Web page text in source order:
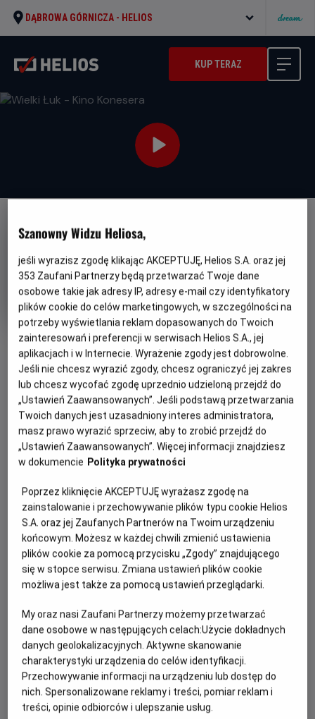
DĄBROWA GÓRNICZA - HELIOS
KUP TERAZ
OBSERWUJ
Wielki Łuk - Kino Konesera
Oryginalny
tytuł
L'inconnu de la Grande Arche
Gatunek
Komediodramat
Minimalny
wiek
Od 15 lat
Czas
trwania
114 min
REŻYSERIA
Stéphane Demoustier
SCENARIUSZ
Stéphane Demoustier
OBSADA
Sidse Babett Knudsen, Claes Bang, Xavier Dolan, Swann
Arlaud, Michel Fau
WIĘCEJ SZCZEGÓŁÓW
OPIS WYDARZENIA
Poruszająca i pełna humoru prawdziwa historia z
gwiazdorską obsadą.
Rok 1982, anonimowy wykładowca i pasjonat wędkarstwa w
średnim wieku, Johann Otto von Spreckelsen – sensacyjnie
wygrywa najważniejszy konkurs architektoniczny na
świecie. Teraz na oczach całego świata będzie wykuwał
swoje magnum opus – „nowy Łuk Triumfalny”, symbol
postępu, braterstwa i rodzącej się ery pokoju. Na jego
drodze stanie jednak nie tylko własna bezkompromisowość
i perfekcjonizm, ale także polityczne naciski i
biurokratyczna machina.
W obsadzie m.in. jedyny w swoim rodzaju Xavier Dolan,
magnetyczny Swann Arlaud (adwokat z „Anatomii upadku”)
i wybuchowy Claes Bang („The Square”).
Szanowny Widzu Heliosa,
jeśli wyrazisz zgodę klikając AKCEPTUJĘ, Helios S.A. oraz jej
353 Zaufani Partnerzy będą przetwarzać Twoje dane
osobowe takie jak adresy IP, adresy e-mail czy identyfikatory
plików cookie do celów marketingowych, w szczególności na
potrzeby wyświetlania reklam dopasowanych do Twoich
zainteresowań i preferencji w serwisach Helios S.A., jej
aplikacjach i w Internecie. Wyrażenie zgody jest dobrowolne.
Jeśli nie chcesz wyrazić zgody, chcesz ograniczyć jej zakres
lub chcesz wycofać zgodę uprzednio udzieloną przejdź do
„Ustawień Zaawansowanych”. Jeśli podstawą przetwarzania
Twoich danych jest uzasadniony interes administratora,
masz prawo wyrazić sprzeciw, aby to zrobić przejdź do
„Ustawień Zaawansowanych”. Więcej informacji znajdziesz
w dokumencie Polityka prywatności
Poprzez kliknięcie AKCEPTUJĘ wyrażasz zgodę na
zainstalowanie i przechowywanie plików typu cookie Helios
S.A. oraz jej Zaufanych Partnerów na Twoim urządzeniu
końcowym. Możesz w każdej chwili zmienić ustawienia
plików cookie za pomocą przycisku „Zgody” znajdującego
się w stopce serwisu. Zmiana ustawień plików cookie
możliwa jest także za pomocą ustawień przeglądarki.
My oraz nasi Zaufani Partnerzy możemy przetwarzać
dane osobowe w następujących celach:Użycie dokładnych
danych geolokalizacyjnych. Aktywne skanowanie
charakterystyki urządzenia do celów identyfikacji.
Przechowywanie informacji na urządzeniu lub dostęp do
nich. Spersonalizowane reklamy i treści, pomiar reklam i
treści, opinie odbiorców i ulepszanie usług.